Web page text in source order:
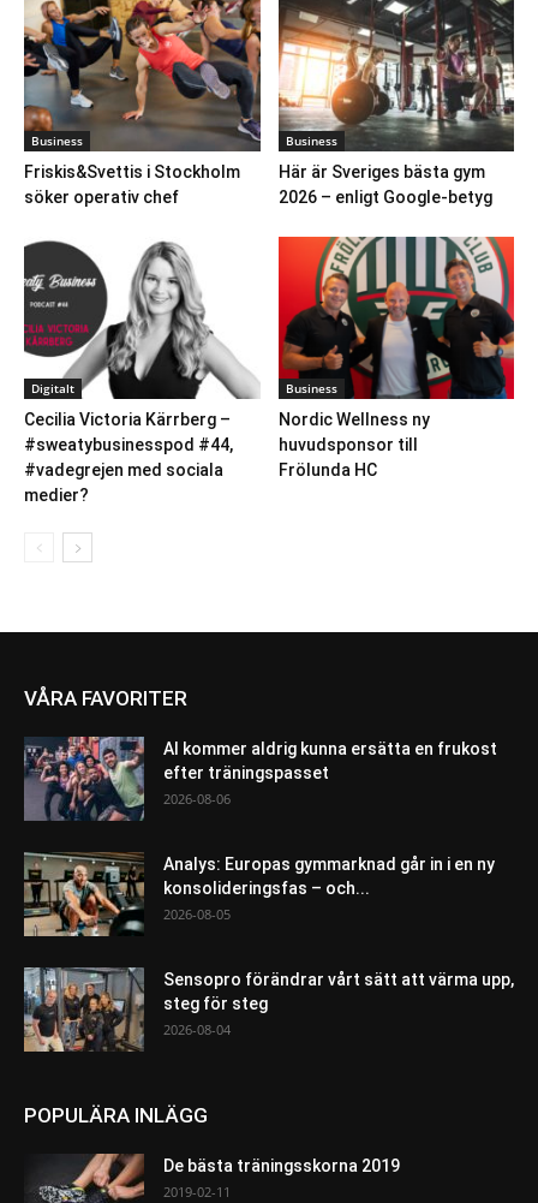
Business
Friskis&Svettis i Stockholm
söker operativ chef
Business
Här är Sveriges bästa gym
2026 – enligt Google-betyg
Digitalt
Cecilia Victoria Kärrberg –
#sweatybusinesspod #44,
#vadegrejen med sociala
medier?
Business
Nordic Wellness ny
huvudsponsor till
Frölunda HC
VÅRA FAVORITER
AI kommer aldrig kunna ersätta en frukost
efter träningspasset
2026-08-06
Analys: Europas gymmarknad går in i en ny
konsolideringsfas – och...
2026-08-05
Sensopro förändrar vårt sätt att värma upp,
steg för steg
2026-08-04
POPULÄRA INLÄGG
De bästa träningsskorna 2019
2019-02-11